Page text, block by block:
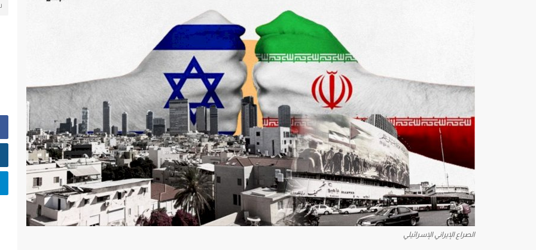
الصراع الإيراني الإسرائيلي